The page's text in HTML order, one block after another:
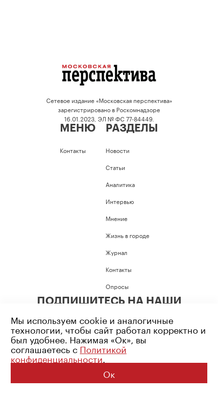
Сетевое издание «Московская перспектива»
зарегистрировано в Роскомнадзоре
16.01.2023, ЭЛ № ФС 77-84449.
МЕНЮ
Контакты
РАЗДЕЛЫ
Новости
Статьи
Аналитика
Интервью
Мнение
Жизнь в городе
Журнал
Контакты
Опросы
ПОДПИШИТЕСЬ НА НАШИ
Возрастное ограничение: 16+
Политика конфиденциальности
© 2026 Все права защищены
Мы используем cookie и аналогичные
технологии, чтобы сайт работал корректно и
был удобнее. Нажимая «Ок», вы
соглашаетесь с Политикой
конфиденциальности.
Ок